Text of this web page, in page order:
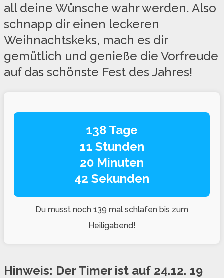
all deine Wünsche wahr werden. Also
schnapp dir einen leckeren
Weihnachtskeks, mach es dir
gemütlich und genieße die Vorfreude
auf das schönste Fest des Jahres!
138 Tage
11 Stunden
20 Minuten
42 Sekunden
Du musst noch 139 mal schlafen bis zum
Heiligabend!
Hinweis: Der Timer ist auf 24.12. 19